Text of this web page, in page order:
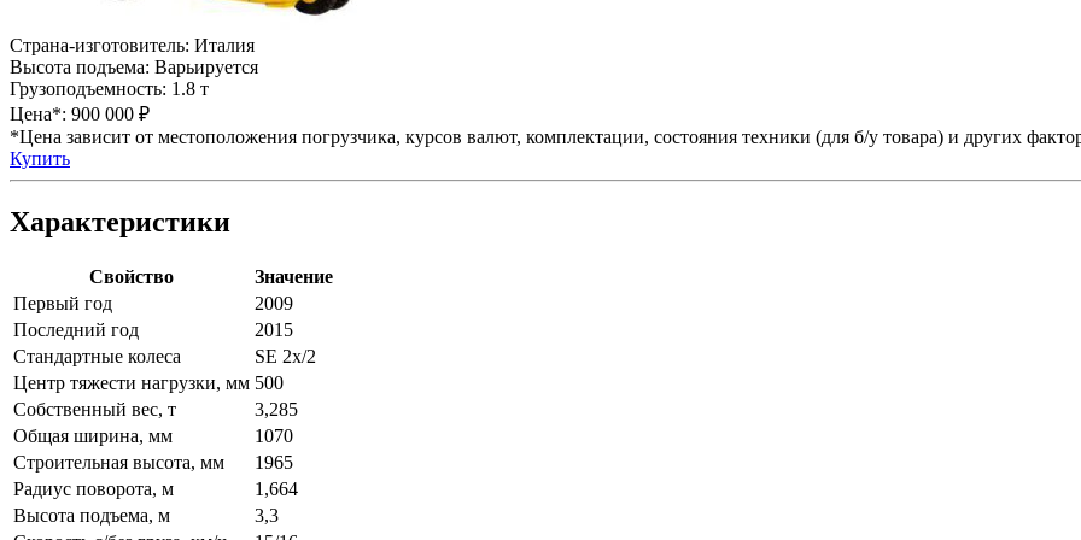
Страна-изготовитель: Италия
Высота подъема: Варьируется
Грузоподъемность: 1.8 т
Цена*: 900 000 ₽
*Цена зависит от местоположения погрузчика, курсов валют, комплектации, состояния техники (для б/у товара) и других
Купить
Характеристики
Свойство
Значение
Первый год
2009
Последний год
2015
Стандартные колеса
SE 2x/2
Центр тяжести нагрузки, мм 500
Собственный вес, т
3,285
Общая ширина, мм
1070
Строительная высота, мм
1965
Радиус поворота, м
1,664
Высота подъема, м
3,3